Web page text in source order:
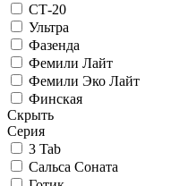
СТ-20
Ультра
Фазенда
Фемили Лайт
Фемили Эко Лайт
Финская
Скрыть
Серия
3 Tab
Сальса Соната